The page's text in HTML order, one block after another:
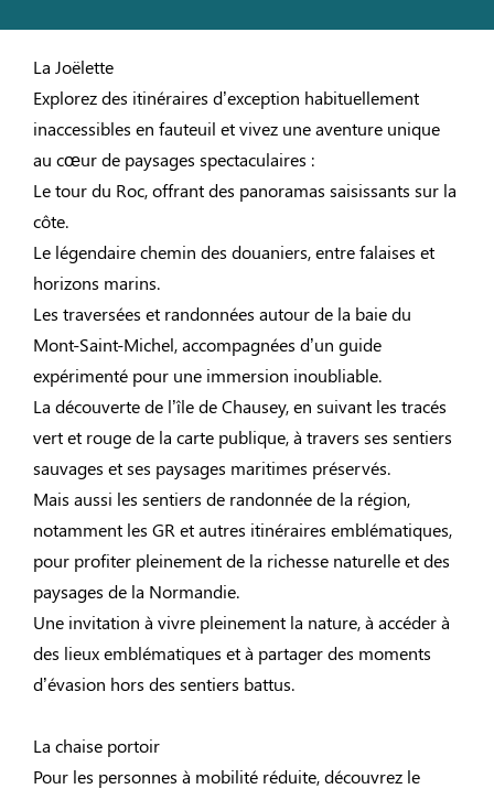
La Joëlette
Explorez des itinéraires d’exception habituellement
inaccessibles en fauteuil et vivez une aventure unique
au cœur de paysages spectaculaires :
Le tour du Roc, offrant des panoramas saisissants sur la
côte.
Le légendaire chemin des douaniers, entre falaises et
horizons marins.
Les traversées et randonnées autour de la baie du
Mont-Saint-Michel, accompagnées d’un guide
expérimenté pour une immersion inoubliable.
La découverte de l’île de Chausey, en suivant les tracés
vert et rouge de la carte publique, à travers ses sentiers
sauvages et ses paysages maritimes préservés.
Mais aussi les sentiers de randonnée de la région,
notamment les GR et autres itinéraires emblématiques,
pour profiter pleinement de la richesse naturelle et des
paysages de la Normandie.
Une invitation à vivre pleinement la nature, à accéder à
des lieux emblématiques et à partager des moments
d’évasion hors des sentiers battus.
La chaise portoir
Pour les personnes à mobilité réduite, découvrez le